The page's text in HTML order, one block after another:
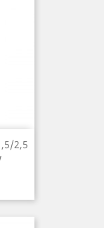
2,5